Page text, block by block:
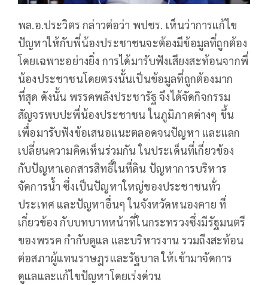
พล.อ.ประวิตร กล่าวต่อว่า พปชร. เห็นว่าการแก้ไข
ปัญหาให้กับพี่น้องประชาชนจะต้องมีข้อมูลที่ถูกต้อง
โดยเฉพาะอย่างยิ่ง การได้มารับฟังเสียงสะท้อนจากพี่
น้องประชาชนโดยตรงนั้นเป็นข้อมูลที่ถูกต้องมาก
ที่สุด ดังนั้น พรรคพลังประชารัฐ จึงได้จัดกิจกรรม
สัญจรพบปะพี่น้องประชาชน ในภูมิภาคต่างๆ ขึ้น
เพื่อมารับฟังข้อเสนอแนะตลอดจนปัญหา และแลก
เปลี่ยนความคิดเห็นร่วมกัน ในประเด็นที่เกี่ยวข้อง
กับปัญหาเอกสารสิทธิ์ในที่ดิน ปัญหาการบริหาร
จัดการน้ำ ซึ่งเป็นปัญหาใหญ่ของประชาชนทั่ว
ประเทศ และปัญหาอื่นๆ ในจังหวัดหนองคาย ที่
เกี่ยวข้อง กับบทบาทหน้าที่ในกระทรวงซึ่งมีรัฐมนตรี
ของพรรค กำกับดูแล และบริหารงาน รวมถึงสะท้อน
ต่อสภาผู้แทนราษฎรและรัฐบาล ให้เข้ามาจัดการ
ดูแลและแก้ไขปัญหาโดยเร่งด่วน